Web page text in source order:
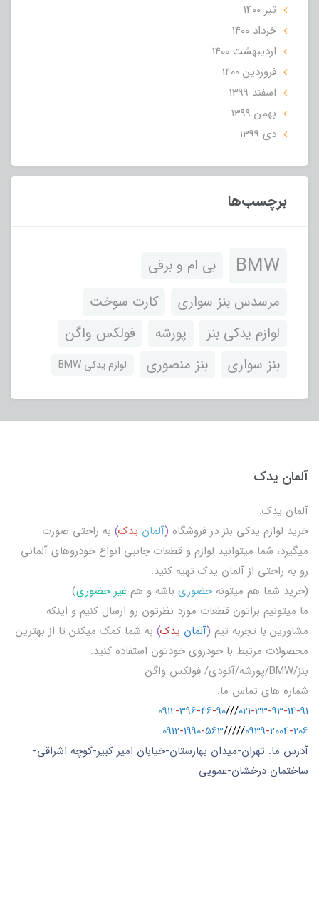
تير 1400
خرداد 1400
ارديبهشت 1400
فروردین 1400
اسفند 1399
بهمن 1399
دی 1399
برچسب‌ها
BMW
بی ام و برقی
مرسدس بنز سواری
کارت سوخت
لوازم یدکی بنز
پورشه
فولکس واگن
بنز سواری
بنز منصوری لوازم یدکی BMW
آلمان یدک
آلمان یدک:
خرید لوازم یدکی بنز در فروشگاه (آلمان یدک) به راحتی صورت
میگیرد، شما میتوانید لوازم و قطعات جانبی انواع خودروهای آلمانی
رو به راحتی از آلمان یدک تهیه کنید.
(خرید شما هم میتونه حضوری باشه و هم غیر حضوری)
ما میتونیم براتون قطعات مورد نظرتون رو ارسال کنیم و اینکه
مشاورین با تجربه تیم (آلمان یدک) به شما کمک میکنن تا از بهترین
محصولات مرتبط با خودروی خودتون استفاده کنید.
بنز/BMW/پورشه/آئودی/ فولکس واگن
شماره های تماس ما:
021-33-93-14-91
///
0912-396-46-90
0939-2004-206
/////
0912-1990-563
آدرس ما: تهران-میدان بهارستان-خیابان امیر کبیر-کوچه اشراقی-
ساختمان درخشان-عمویی